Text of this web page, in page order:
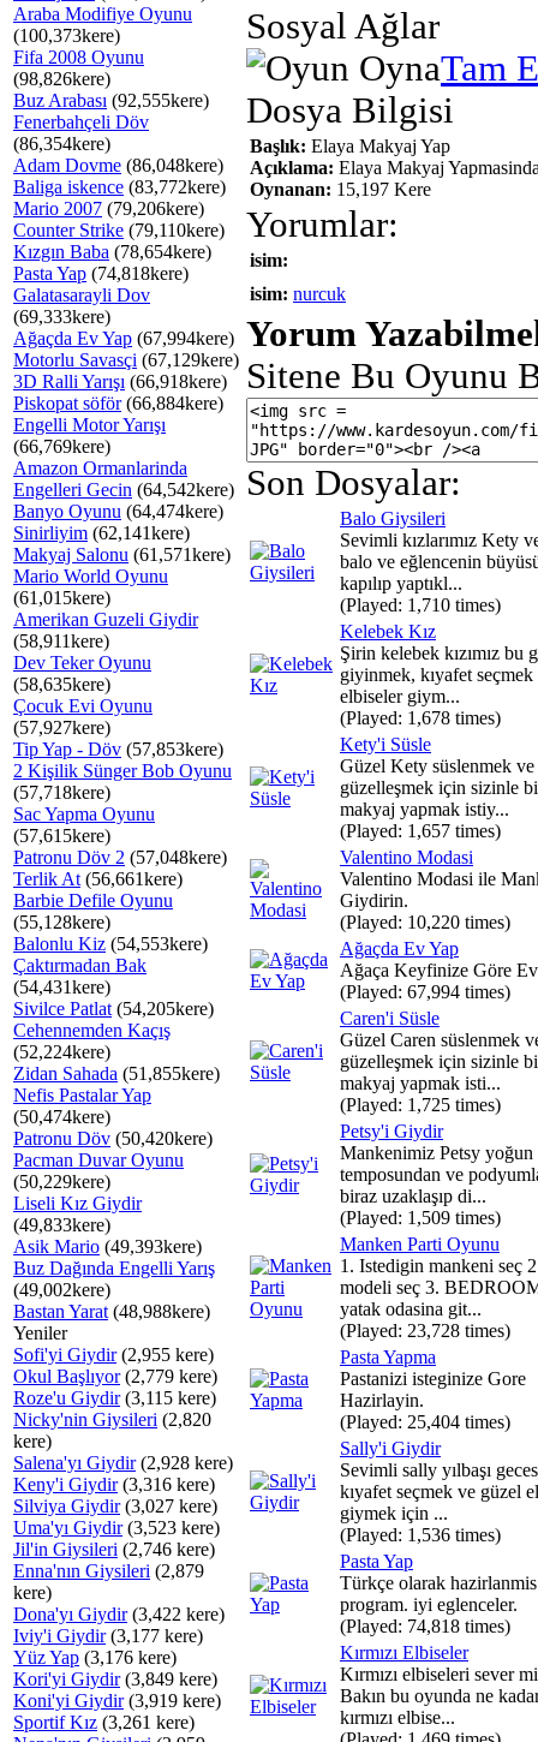
Araba Modifiye Oyunu
(100,373kere)
Fifa 2008 Oyunu
(98,826kere)
Buz Arabası (92,555kere)
Fenerbahçeli Döv
(86,354kere)
Adam Dovme (86,048kere)
Baliga iskence (83,772kere)
Mario 2007 (79,206kere)
Counter Strike (79,110kere)
Kızgın Baba (78,654kere)
Pasta Yap (74,818kere)
Galatasarayli Dov
(69,333kere)
Ağaçda Ev Yap (67,994kere)
Motorlu Savasçi (67,129kere)
3D Ralli Yarışı (66,918kere)
Piskopat söför(66,884kere)
Engelli Motor Yarışı
(66,769kere)
Amazon Ormanlarinda
Engelleri Gecin (64,542kere)
Banyo Oyunu (64,474kere)
Sinirliyim (62,141kere)
Makyaj Salonu (61,571kere)
Mario World Oyunu
(61,015kere)
Amerikan Guzeli Giydir
(58,911kere)
Dev Teker Oyunu
(58,635kere)
Çocuk Evi Oyunu
(57,927kere)
Tip Yap - Döv (57,853kere)
2 Kişilik Sünger Bob Oyunu
(57,718kere)
Sac Yapma Oyunu
(57,615kere)
Patronu Döv 2 (57,048kere)
Terlik At (56,661kere)
Barbie Defile Oyunu
(55,128kere)
Balonlu Kiz (54,553kere)
Çaktırmadan Bak
(54,431kere)
Sivilce Patlat (54,205kere)
Cehennemden Kaçış
(52,224kere)
Zidan Sahada (51,855kere)
Nefis Pastalar Yap
(50,474kere)
Patronu Döv (50,420kere)
Pacman Duvar Oyunu
(50,229kere)
Liseli Kız Giydir
(49,833kere)
Asik Mario (49,393kere)
Buz Dağında Engelli Yarış
(49,002kere)
Bastan Yarat (48,988kere)
Yeniler
Sofi'yi Giydir(2,955 kere)
Okul Başlıyor(2,779 kere)
Roze'u Giydir(3,115 kere)
Nicky'nin Giysileri (2,820
kere)
Salena'yı Giydir(2,928 kere)
Keny'i Giydir(3,316 kere)
Silviya Giydir(3,027 kere)
Uma'yı Giydir(3,523 kere)
Jil'in Giysileri (2,746 kere)
Enna'nın Giysileri (2,879
kere)
Dona'yı Giydir(3,422 kere)
Iviy'i Giydir(3,177 kere)
Yüz Yap (3,176 kere)
Kori'yi Giydir(3,849 kere)
Koni'yi Giydir(3,919 kere)
Sportif Kız (3,261 kere)
Sosyal Ağlar
Tam
Dosya Bilgisi
Başlık: Elaya Makyaj Yap
Açıklama: Elaya Makyaj
Oynanan: 15,197 Kere
Yorumlar:
isim:
isim: nurcuk
Yorum
Sitene Bu Oyunu
Son Dosyalar:
Balo Giysileri
Sevimli kızlarımız Kety
balo ve eğlencenin
kapılıp yaptıkl...
(Played: 1,710 times)
Kelebek Kız
Şirin kelebek kızımız bu
giyinmek, kıyafet
elbiseler giym...
(Played: 1,678 times)
Kety'i Süsle
Güzel Kety süslenmek ve
güzelleşmek için sizinle
makyaj yapmak istiy...
(Played: 1,657 times)
Valentino Modasi
Valentino Modasi ile
Giydirin.
(Played: 10,220 times)
Ağaçda Ev Yap
Ağaça Keyfinize Göre Ev
(Played: 67,994 times)
Caren'i Süsle
Güzel Caren süslenmek
güzelleşmek için sizinle
makyaj yapmak isti...
(Played: 1,725 times)
Petsy'i Giydir
Mankenimiz Petsy yoğun
temposundan ve
biraz uzaklaşıp di...
(Played: 1,509 times)
Manken Parti Oyunu
1. Istedigin mankeni seç
modeli seç 3.
yatak odasina git...
(Played: 23,728 times)
Pasta Yapma
Pastanizi isteginize Gore
Hazirlayin.
(Played: 25,404 times)
Sally'i Giydir
Sevimli sally yılbaşı
kıyafet seçmek ve güzel
giymek için ...
(Played: 1,536 times)
Pasta Yap
Türkçe olarak
program. iyi eglenceler.
(Played: 74,818 times)
Kırmızı Elbiseler
Kırmızı elbiseleri sever
Bakın bu oyunda ne
kırmızı elbise...